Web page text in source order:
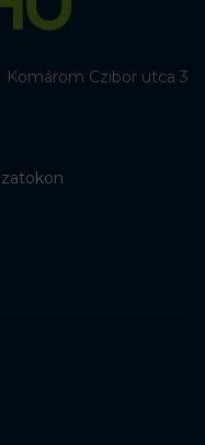
Komárom Czibor utca 3